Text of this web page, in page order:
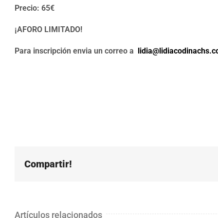
Precio: 65€
¡AFORO LIMITADO!
Para inscripción envia un correo a
Compartir!
Artículos relacionados